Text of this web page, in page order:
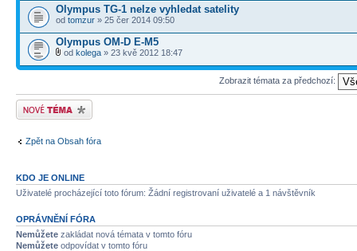
Olympus TG-1 nelze vyhledat satelity
od tomzur » 25 čer 2014 09:50
Olympus OM-D E-M5
od kolega » 23 kvě 2012 18:47
Zobrazit témata za předchozí:
Odeslat nové téma
Zpět na Obsah fóra
KDO JE ONLINE
Uživatelé procházející toto fórum: Žádní registrovaní uživatelé a 1 návštěvník
OPRÁVNĚNÍ FÓRA
Nemůžete zakládat nová témata v tomto fóru
Nemůžete odpovídat v tomto fóru